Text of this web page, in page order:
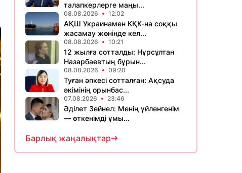
талапкерлерге маңы...
08.08.2026 12:02
АҚШ Украинамен КҚК-на соққы
жасамау жөнінде кел...
08.08.2026 10:21
12 жылға сотталды: Нұрсұлтан
Назарбаевтың бұрын...
08.08.2026 09:20
Туған әпкесі сотталған: Ақсуда
әкімінің орынбас...
07.08.2026 23:46
Әділет Зейнел: Менің үйленгенім
— өткенімді ұмы...
Барлық жаңалықтар